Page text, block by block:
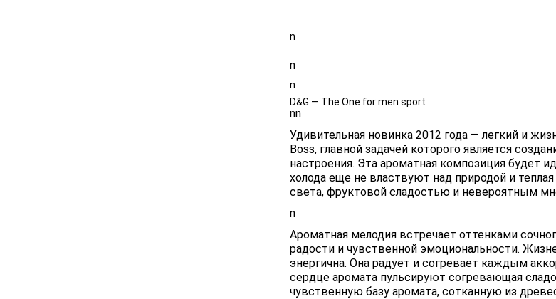
n
n
n
D&G — The One for men sport
nn
Удивительная новинка 2012 года — легкий и
Boss, главной задачей которого является
настроения. Эта ароматная композиция будет
холода еще не властвуют над природой и
света, фруктовой сладостью и невероятным
n
Ароматная мелодия встречает оттенками
радости и чувственной эмоциональности.
энергична. Она радует и согревает каждым
сердце аромата пульсируют согревающая
чувственную базу аромата, сотканную из